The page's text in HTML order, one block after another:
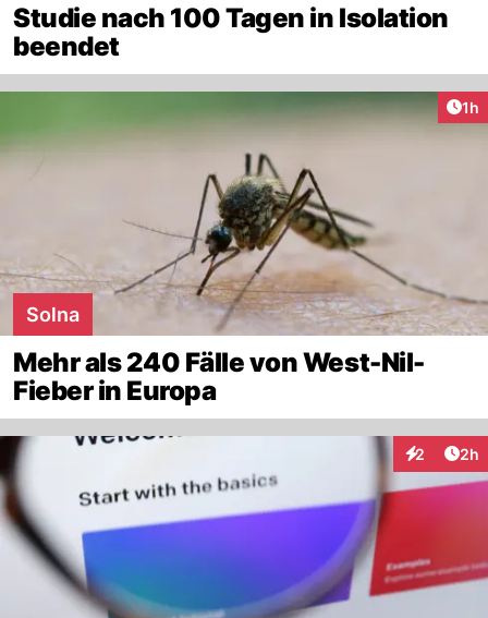
Studie nach 100 Tagen in Isolation
beendet
1h
Solna
Mehr als 240 Fälle von West-Nil-
Fieber in Europa
2 2h